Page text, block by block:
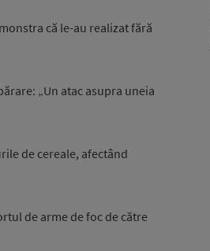
că le-au realizat fără
„Un atac asupra uneia
de cereale, afectând
de arme de foc de către